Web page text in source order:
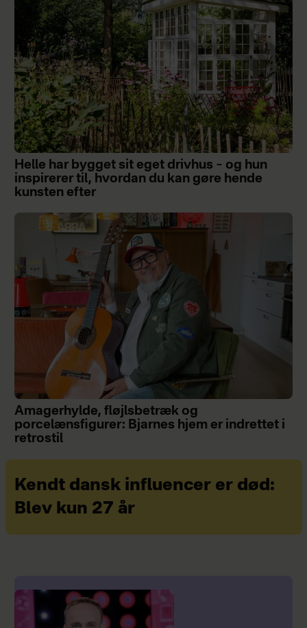
Helle har bygget sit eget drivhus – og hun
inspirerer til, hvordan du kan gøre hende
kunsten efter
Amagerhylde, fløjlsbetræk og
porcelænsfigurer: Bjarnes hjem er indrettet i
retrostil
Kendt dansk influencer er død:
Blev kun 27 år